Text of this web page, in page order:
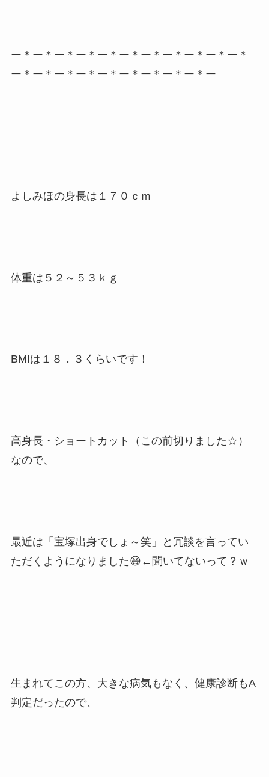
ー＊ー＊ー＊ー＊ー＊ー＊ー＊ー＊ー＊ー＊ー＊
ー＊ー＊ー＊ー＊ー＊ー＊ー＊ー＊ー＊ー
よしみほの身長は１７０ｃｍ
体重は５２～５３ｋｇ
BMIは１８．３くらいです！
高身長・ショートカット（この前切りました☆）
なので、
最近は「宝塚出身でしょ～笑」と冗談を言ってい
ただくようになりました😆←聞いてないって？ｗ
生まれてこの方、大きな病気もなく、健康診断もA
判定だったので、